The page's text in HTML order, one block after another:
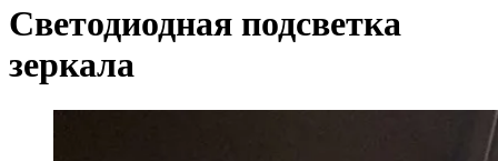
Светодиодная подсветка
зеркала